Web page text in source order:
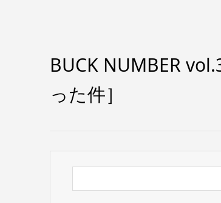
BUCK NUMBER
った件］